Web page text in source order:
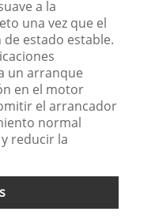
a la
una vez que el
estado estable.
un arranque
en el motor
el arrancador
normal
reducir la